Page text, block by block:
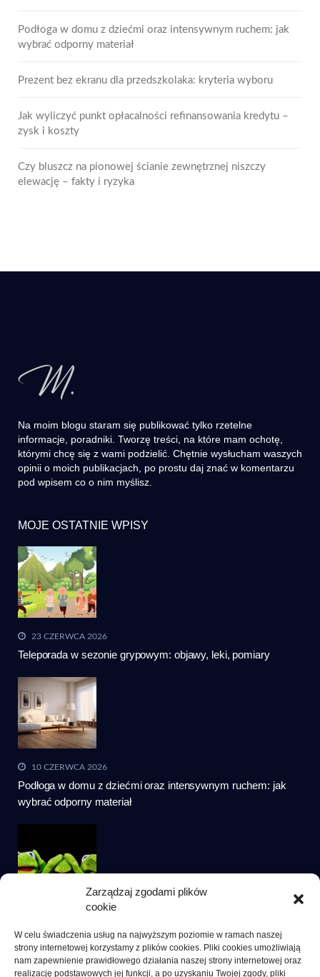
Zarządzaj zgodami plików
cookie
W celu świadczenia usług na najwyższym poziomie w ramach naszej
strony internetowej korzystamy z plików cookies. Pliki cookies umożliwiają
nam zapewnienie prawidłowego działania naszej strony internetowej oraz
realizację podstawowych jej funkcji, a po uzyskaniu Twojej zgody, pliki
Podłoga w domu z dziećmi oraz intensywnym ruchem: jak
wybrać odporny materiał
Prezent bez ekranu dla przedszkolaka: kryteria wyboru
Jak wyliczyć punkt opłacalności refinansowania kredytu –
zysk i koszty
Czy bluszcz na pionowej ścianie zewnętrznej niszczy
elewację – fakty i ryzyka
Na moim blogu staram się publikować tylko rzetelne
informacje, poradniki. Tworzę treści, na które mam ochotę,
którymi chcę się z wami podzielić. Chętnie wysłucham waszych
opinii o moich publikacjach, po prostu daj znać w komentarzu
pod wpisem co o nim myślisz.
MOJE OSTATNIE WPISY
23 CZERWCA 2026
Teleporada w sezonie grypowym: objawy, leki, pomiary
10 CZERWCA 2026
Podłoga w domu z dziećmi oraz intensywnym ruchem: jak
wybrać odporny materiał
Prezent bez ekranu dla przedszkolaka: kryteria wyboru